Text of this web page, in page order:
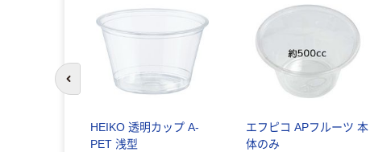
HEIKO 透明カップ A-
PET 浅型
エフピコ APフルーツ 本
体のみ
前のスライドへ